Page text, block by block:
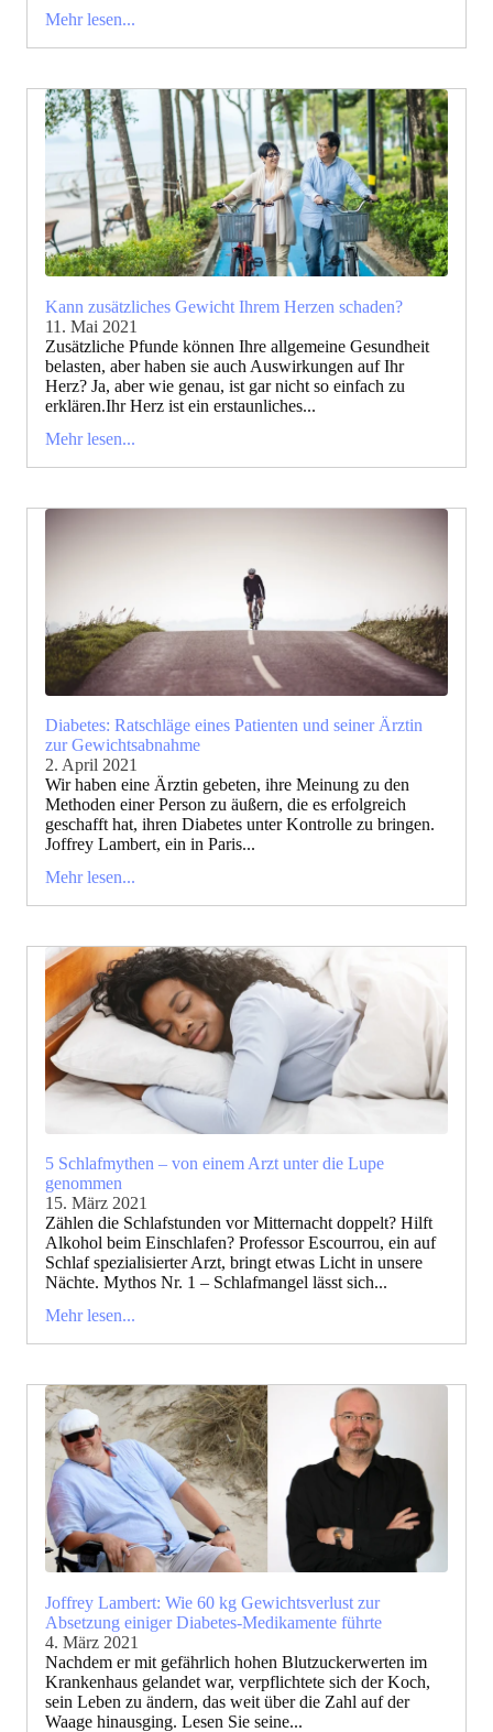
Mehr lesen...
Kann zusätzliches Gewicht Ihrem Herzen schaden?
11. Mai 2021
Zusätzliche Pfunde können Ihre allgemeine Gesundheit
belasten, aber haben sie auch Auswirkungen auf Ihr
Herz? Ja, aber wie genau, ist gar nicht so einfach zu
erklären.Ihr Herz ist ein erstaunliches...
Mehr lesen...
Diabetes: Ratschläge eines Patienten und seiner Ärztin
zur Gewichtsabnahme
2. April 2021
Wir haben eine Ärztin gebeten, ihre Meinung zu den
Methoden einer Person zu äußern, die es erfolgreich
geschafft hat, ihren Diabetes unter Kontrolle zu bringen.
Joffrey Lambert, ein in Paris...
Mehr lesen...
5 Schlafmythen – von einem Arzt unter die Lupe
genommen
15. März 2021
Zählen die Schlafstunden vor Mitternacht doppelt? Hilft
Alkohol beim Einschlafen? Professor Escourrou, ein auf
Schlaf spezialisierter Arzt, bringt etwas Licht in unsere
Nächte. Mythos Nr. 1 – Schlafmangel lässt sich...
Mehr lesen...
Joffrey Lambert: Wie 60 kg Gewichtsverlust zur
Absetzung einiger Diabetes-Medikamente führte
4. März 2021
Nachdem er mit gefährlich hohen Blutzuckerwerten im
Krankenhaus gelandet war, verpflichtete sich der Koch,
sein Leben zu ändern, das weit über die Zahl auf der
Waage hinausging. Lesen Sie seine...